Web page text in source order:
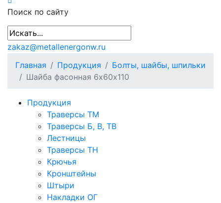
Поиск по сайту
zakaz@metallenergonw.ru
Главная
Продукция
Болты, шайбы, шпильки
Шайба фасонная 6х60х110
Продукция
Траверсы ТМ
Траверсы Б, В, ТВ
Лестницы
Траверсы ТН
Крючья
Кронштейны
Штыри
Накладки ОГ